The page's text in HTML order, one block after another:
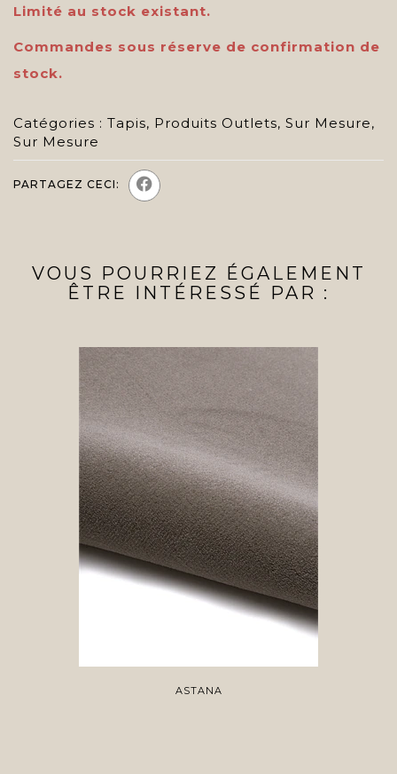
Limité au stock existant.
Commandes sous réserve de confirmation de
stock.
Catégories : Tapis, Produits Outlets, Sur Mesure,
Sur Mesure
PARTAGEZ CECI:
VOUS POURRIEZ ÉGALEMENT
ÊTRE INTÉRESSÉ PAR :
ASTANA